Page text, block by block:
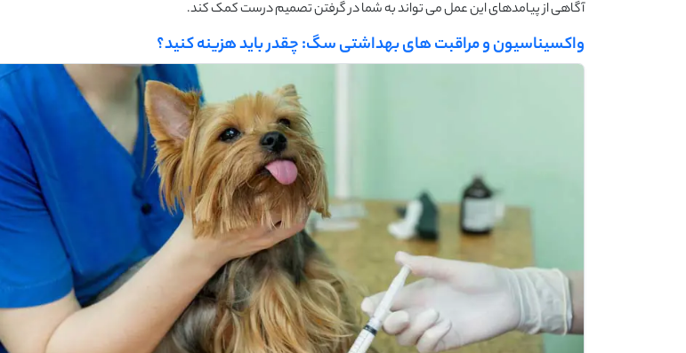
آگاهی از پیامدهای این عمل می ‌تواند به شما در گرفتن تصمیم درست کمک کند.
واکسیناسیون و مراقبت ‌های بهداشتی سگ: چقدر باید هزینه کنید؟